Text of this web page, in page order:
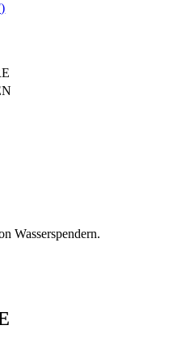
Wasserspendern.